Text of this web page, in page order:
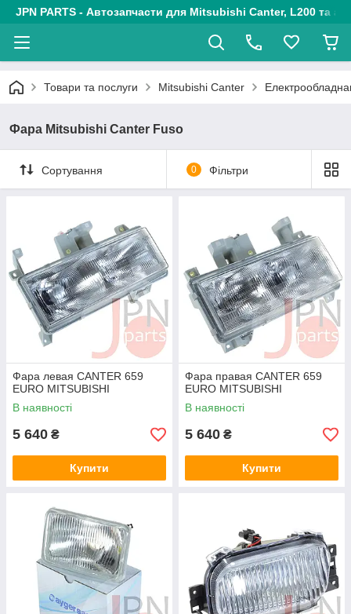
JPN PARTS - Автозапчасти для Mitsubishi Canter, L200 та
Товари та послуги Mitsubishi Canter
Фара Mitsubishi Canter Fuso
Сортування 0 Фільтри
Фара левая CANTER 659
EURO MITSUBISHI
В наявності
5 640 ₴
Купити
Фара правая CANTER 659
EURO MITSUBISHI
В наявності
5 640 ₴
Купити